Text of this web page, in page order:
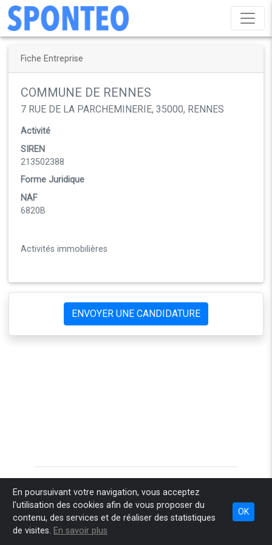
Combien ça coûte Nos engagements Espace recruteur
Espace conseil Contact
Fiche Entreprise
COMMUNE DE RENNES
7 RUE DE LA PARCHEMINERIE, 35000, RENNES
Activité
SIREN
213502388
Forme Juridique
NAF
6820B
Activités immobilières
ENVOYER UNE CANDIDATURE
En poursuivant votre navigation, vous acceptez
l'utilisation des cookies afin de vous proposer du
contenu, des services et de réaliser des statistiques
de visites. En savoir plus
OK